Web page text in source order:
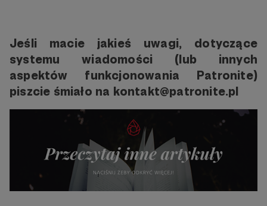
Jeśli macie jakieś uwagi, dotyczące
systemu wiadomości (lub innych
aspektów funkcjonowania Patronite)
piszcie śmiało na kontakt@patronite.pl